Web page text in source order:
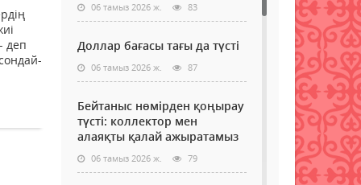
деп
06 тамыз 2026 ж. 83
Доллар бағасы тағы да түсті
06 тамыз 2026 ж. 87
Бейтаныс нөмірден қоңырау
түсті: коллектор мен
алаяқты қалай ажыратамыз
06 тамыз 2026 ж. 79